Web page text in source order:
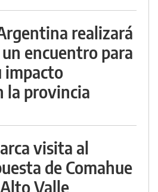
realizará
encuentro para
impacto
la provincia
visita al
de Comahue
Valle